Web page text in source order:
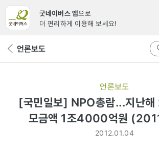
굿네이버스 앱으로
더 편리하게 이용해 보세요!
뒤 언론보도
언론보도
[국민일보] NPO총람...지난
모금액 1조4000억원
2012.01.04